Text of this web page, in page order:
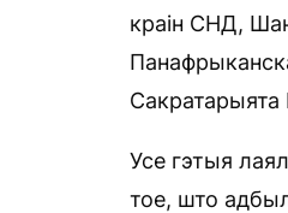
краін СНД,
Сакратарыята
Усе гэтыя
тое, што